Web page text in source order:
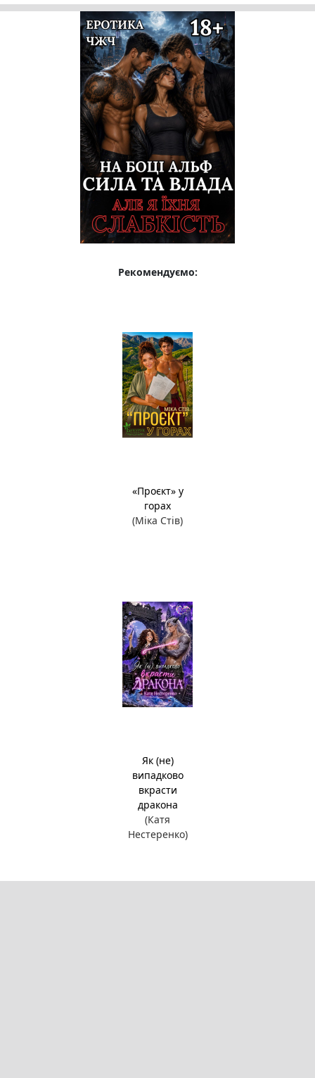
Рекомендуємо:
«Проєкт» у
горах
(Міка Стів)
Як (не)
випадково
вкрасти
дракона
(Катя
Нестеренко)